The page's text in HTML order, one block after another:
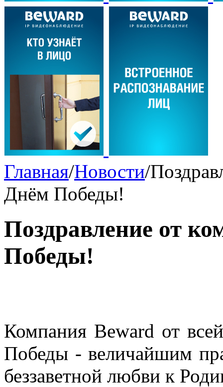
Главная/Новости/
Днём Победы!
Поздравление от
Победы!
Компания Beward от
Победы - величайшим
беззаветной любви к